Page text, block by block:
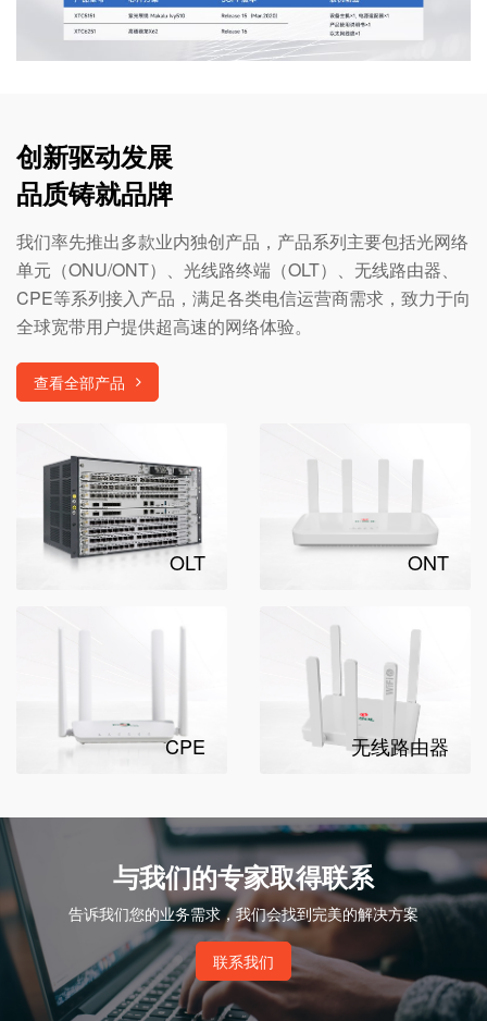
创新驱动发展
品质铸就品牌
我们率先推出多款业内独创产品，产品系列主要包括光网络
单元（ONU/ONT）、光线路终端（OLT）、无线路由器、
CPE等系列接入产品，满足各类电信运营商需求，致力于向
全球宽带用户提供超高速的网络体验。
查看全部产品
OLT ONT
CPE 无线路由器
与我们的专家取得联系
告诉我们您的业务需求，我们会找到完美的解决方案
联系我们